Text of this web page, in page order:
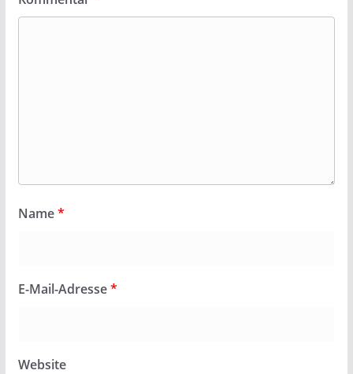
gelenhausen.deentnehmen.
Name*
E-Mail-Adresse*
Website